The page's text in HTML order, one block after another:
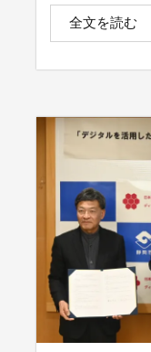
全文を読む